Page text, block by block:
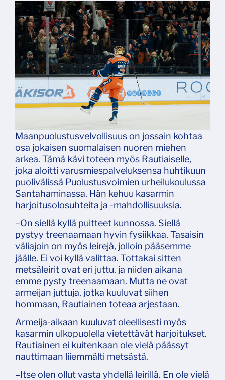
Maanpuolustusvelvollisuus on jossain kohtaa
osa jokaisen suomalaisen nuoren miehen
arkea. Tämä kävi toteen myös Rautiaiselle,
joka aloitti varusmiespalveluksensa huhtikuun
puolivälissä Puolustusvoimien urheilukoulussa
Santahaminassa. Hän kehuu kasarmin
harjoitusolosuhteita ja -mahdollisuuksia.
–On siellä kyllä puitteet kunnossa. Siellä
pystyy treenaamaan hyvin fysiikkaa. Tasaisin
väliajoin on myös leirejä, jolloin pääsemme
jäälle. Ei voi kyllä valittaa. Tottakai sitten
metsäleirit ovat eri juttu, ja niiden aikana
emme pysty treenaamaan. Mutta ne ovat
armeijan juttuja, jotka kuuluvat siihen
hommaan, Rautiainen toteaa arjestaan.
Armeija-aikaan kuuluvat oleellisesti myös
kasarmin ulkopuolella vietettävät harjoitukset.
Rautiainen ei kuitenkaan ole vielä päässyt
nauttimaan liiemmälti metsästä.
–Itse olen ollut vasta yhdellä leirillä. En ole vielä